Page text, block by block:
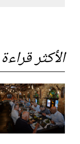
الأكثر قراءة